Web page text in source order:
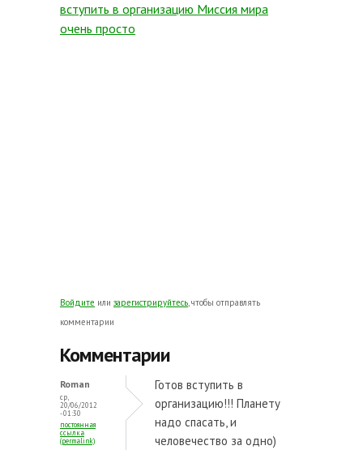
вступить в организацию Миссия мира
очень просто
Войдите или зарегистрируйтесь, чтобы отправлять
комментарии
Комментарии
Roman
ср,
20/06/2012
- 01:30
постоянная
ссылка
(permalink)
Готов вступить в
организацию!!! Планету
надо спасать, и
человечество за одно)